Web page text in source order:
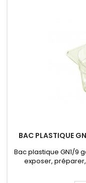
BAC PLASTIQUE
Bac plastique GN1/9
exposer,
Qualité alimentaire,